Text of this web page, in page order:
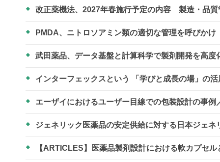
改正薬機法、2027年春施行予定の内容 製造・品
PMDA、ニトロソアミン類の適切な管理を呼びかけ
武田薬品、データ基盤と計算科学で製剤開発を高度
インターフェックスという 「学びと成長の場」の
エーザイにおけるユーザー目線での包装設計の事例
ジェネリック医薬品の安定供給に対する日本ジェ
【ARTICLES】医薬品製剤設計における軟カプセ